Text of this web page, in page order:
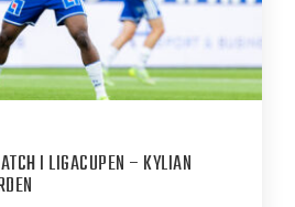
I LIGACUPEN – KYLIAN